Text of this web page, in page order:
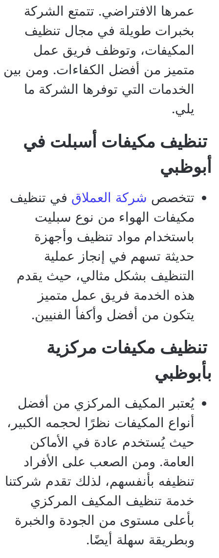
عمرها الافتراضي. تتمتع الشركة
بخبرات طويلة في مجال تنظيف
المكيفات، وتوظف فريق عمل
متميز من أفضل الكفاءات. ومن بين
الخدمات التي توفرها الشركة ما
يلي.
تنظيف مكيفات أسبلت في
أبوظبي
تتخصص شركة العملاق في تنظيف
مكيفات الهواء من نوع سبليت
باستخدام مواد تنظيف وأجهزة
حديثة تسهم في إنجاز عملية
التنظيف بشكل مثالي، حيث يقدم
هذه الخدمة فريق عمل متميز
يتكون من أفضل وأكفأ الفنيين.
تنظيف مكيفات مركزية
بأبوظبي
يُعتبر المكيف المركزي من أفضل
أنواع المكيفات نظرًا لحجمه الكبير،
حيث يُستخدم عادة في الأماكن
العامة. ومن الصعب على الأفراد
تنظيفه بأنفسهم، لذلك تقدم شركتنا
خدمة تنظيف المكيف المركزي
بأعلى مستوى من الجودة والخبرة
وبطريقة سهلة أيضًا.